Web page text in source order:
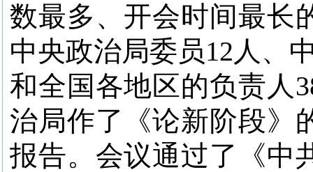
数最多、开会时间最长
中央政治局委员12人、
和全国各地区的负责人
治局作了《论新阶段》
报告。会议通过了《中